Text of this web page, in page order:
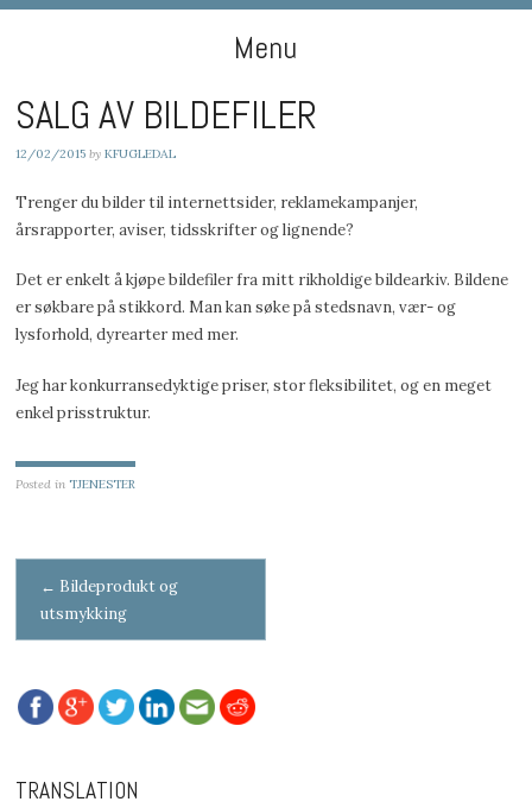
DIGIART PHOTOGRAPHY
Menu
Skip to content
SALG AV BILDEFILER
12/02/2015 byKFUGLEDAL
Trenger du bilder til internettsider, reklamekampanjer,
årsrapporter, aviser, tidsskrifter og lignende?
Det er enkelt å kjøpe bildefiler fra mitt rikholdige bildearkiv. Bildene
er søkbare på stikkord. Man kan søke på stedsnavn, vær- og
lysforhold, dyrearter med mer.
Jeg har konkurransedyktige priser, stor fleksibilitet, og en meget
enkel prisstruktur.
Posted in TJENESTER
Post navigation
← Bildeprodukt og
utsmykking
TRANSLATION